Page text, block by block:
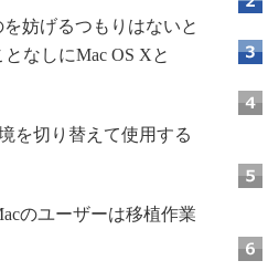
妨げるつもりはないと
なしにMac OS Xと
を切り替えて使用する
のユーザーは移植作業